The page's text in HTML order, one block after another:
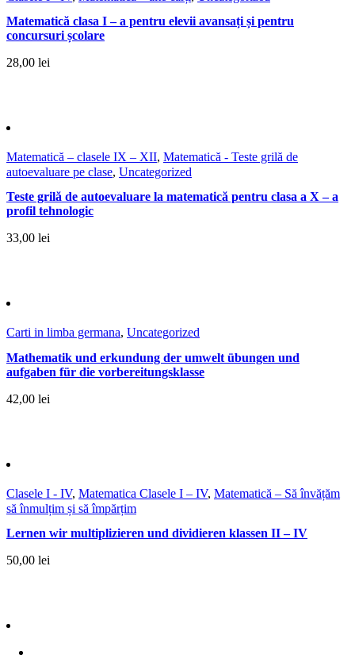
Matematică clasa I – a pentru elevii avansați și pentru
concursuri școlare
28,00 lei
Matematică – clasele IX – XII, Matematică - Teste grilă de
autoevaluare pe clase, Uncategorized
Teste grilă de autoevaluare la matematică pentru clasa a X – a
profil tehnologic
33,00 lei
Carti in limba germana, Uncategorized
Mathematik und erkundung der umwelt übungen und
aufgaben für die vorbereitungsklasse
42,00 lei
Clasele I - IV, Matematica Clasele I – IV, Matematică – Să învățăm
să înmulțim și să împărțim
Lernen wir multiplizieren und dividieren klassen II – IV
50,00 lei